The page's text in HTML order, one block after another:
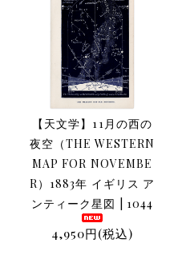
【天文学】11月の西の
夜空（THE WESTERN
MAP FOR NOVEMBE
R）1883年 イギリス ア
ンティーク星図 | 1044
4,950円(税込)